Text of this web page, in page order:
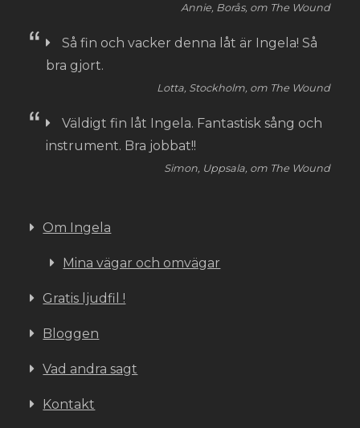
Annie, Borås, om The Wound
Så fin och vacker denna låt är Ingela! Så
bra gjort.
Lotta, Stockholm, om The Wound
Väldigt fin låt Ingela. Fantastisk sång och
instrument. Bra jobbat!!
Simon, Uppsala, om The Wound
Om Ingela
Mina vägar och omvägar
Gratis ljudfil !
Bloggen
Vad andra sagt
Kontakt